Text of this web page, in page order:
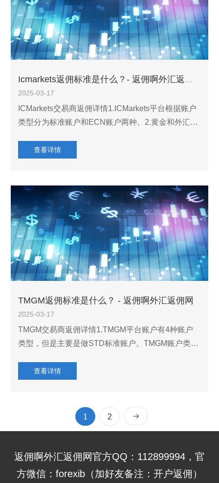
Icmarkets返佣标准是什么？- 返佣啊外汇返佣网
2025-03-17
ICMarkets交易商返佣详情1.ICMarkets平台根据账户
类型分为标准账户和ECN账户两种。2.黄金和外汇货
返佣。Icmarkets账户类型点差手续费返佣金额标准账
查看详情
TMGM返佣标准是什么？ - 返佣啊外汇返佣网
2025-03-17
TMGM交易商返佣详情1.TMGM平台账户有4种账户
类型，但是主要是做STD标准账户。TMGM账户类型
美元20美元1.5美元高级账户4美元15美元1.5美元专
查看详情
1 2
返佣啊外汇返佣网官方QQ：112899994，官
方微信：forexib（加好友备注：开户返佣）